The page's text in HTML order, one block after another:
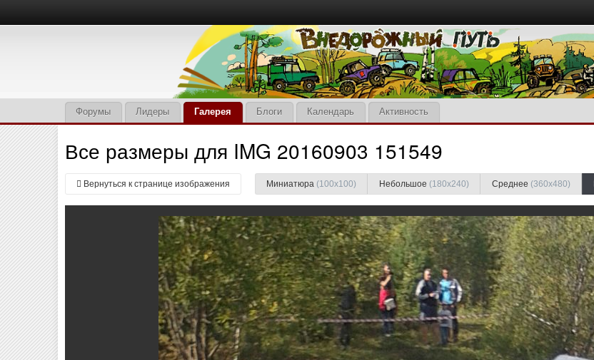
Форумы Лидеры Галерея Блоги Календарь Активность
Все размеры для IMG 20160903 151549
Вернуться к странице изображения Миниатюра (100x100) Небольшое (180x240) Среднее (360x480)